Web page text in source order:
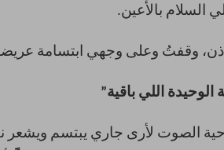
السلام بالأعين.
وقفتُ وعلى وجهي ابتسامة
اللي باقية”
الصوت لأرى جاري يبتسم